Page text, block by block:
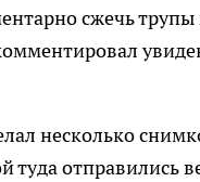
сжечь трупы
несколько
туда отправились